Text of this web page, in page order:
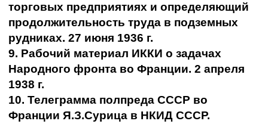
торговых предприятиях и определяющий
продолжительность труда в подземных
рудниках. 27 июня 1936 г.
9. Рабочий материал ИККИ о задачах
Народного фронта во Франции. 2 апреля
1938 г.
10. Телеграмма полпреда СССР во
Франции Я.З.Сурица в НКИД СССР.